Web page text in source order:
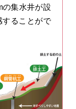
の集水井が設
することがで